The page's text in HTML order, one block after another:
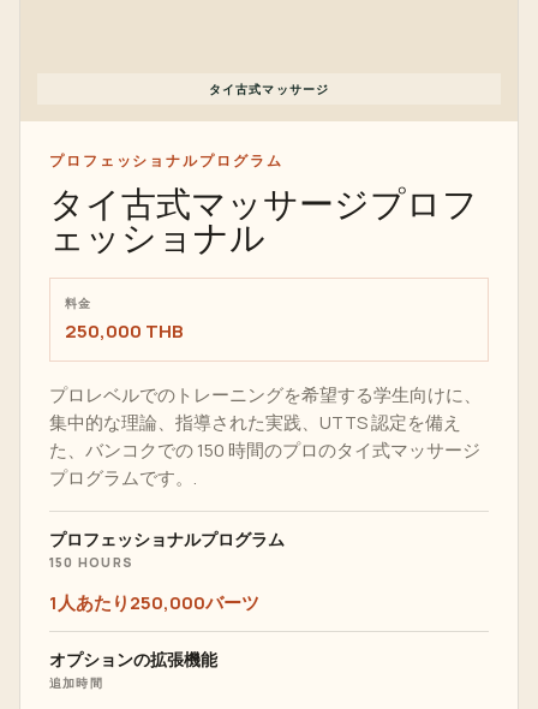
タイ古式マッサージ
プロフェッショナルプログラム
タイ古式マッサージプロフ
ェッショナル
料金
250,000 THB
プロレベルでのトレーニングを希望する学生向けに、
集中的な理論、指導された実践、UTTS 認定を備え
た、バンコクでの 150 時間のプロのタイ式マッサージ
プログラムです。.
プロフェッショナルプログラム
150 HOURS
1人あたり250,000バーツ
オプションの拡張機能
追加時間